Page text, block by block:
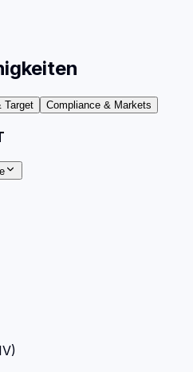
Target Compliance & Markets